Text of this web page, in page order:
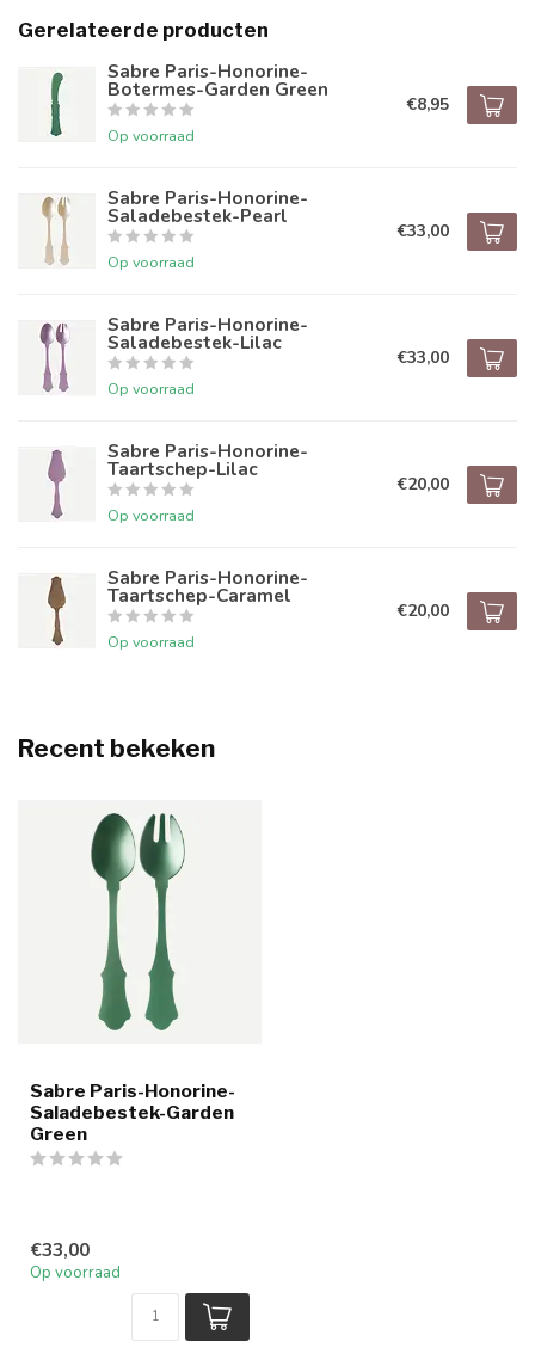
Gerelateerde producten
Sabre Paris-Honorine-
Botermes-Garden Green
Op voorraad
€8,95
Sabre Paris-Honorine-
Saladebestek-Pearl
Op voorraad
€33,00
Sabre Paris-Honorine-
Saladebestek-Lilac
Op voorraad
€33,00
Sabre Paris-Honorine-
Taartschep-Lilac
Op voorraad
€20,00
Sabre Paris-Honorine-
Taartschep-Caramel
Op voorraad
€20,00
Recent bekeken
Sabre Paris-Honorine-
Saladebestek-Garden
Green
€33,00
Op voorraad